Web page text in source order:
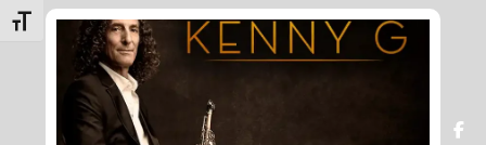
Toggle Font size